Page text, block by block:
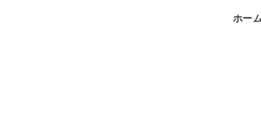
ホー